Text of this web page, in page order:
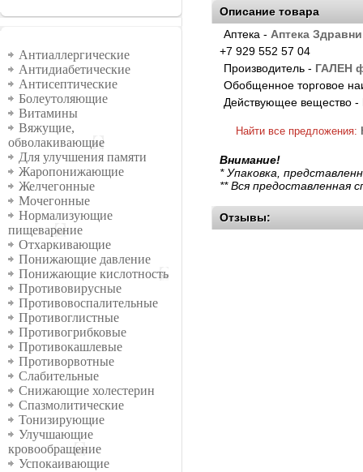
Группы
Антиаллергические
Антидиабетические
Антисептические
Болеутоляющие
Витамины
Вяжущие,
обволакивающие
Для улучшения памяти
Жаропонижающие
Желчегонные
Мочегонные
Нормализующие
пищеварение
Отхаркивающие
Понижающие давление
Понижающие кислотность
Противовирусные
Противовоспалительные
Противоглистные
Противогрибковые
Противокашлевые
Противорвотные
Слабительные
Снижающие холестерин
Спазмолитические
Тонизирующие
Улучшающие
кровообращение
Успокаивающие
Описание товара
Аптека - Аптека
+7 929 552 57 04
Производитель - ГАЛЕН
Обобщенное торговое
Действующее вещество -
Найти все предложения:
Внимание!
* Упаковка,
** Вся предоставленная
Отзывы: